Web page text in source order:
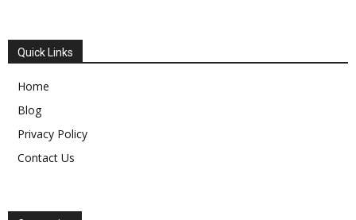
Quick Links
Home
Blog
Privacy Policy
Contact Us